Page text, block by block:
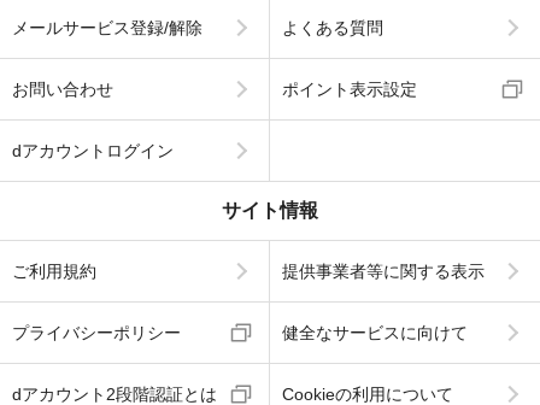
メールサービス登録/解除 よくある質問
お問い合わせ ポイント表示設定
dアカウントログイン
サイト情報
ご利用規約 提供事業者等に関する表示
プライバシーポリシー 健全なサービスに向けて
dアカウント2段階認証とは Cookieの利用について